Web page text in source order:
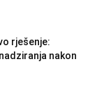
rješenje:
nakon